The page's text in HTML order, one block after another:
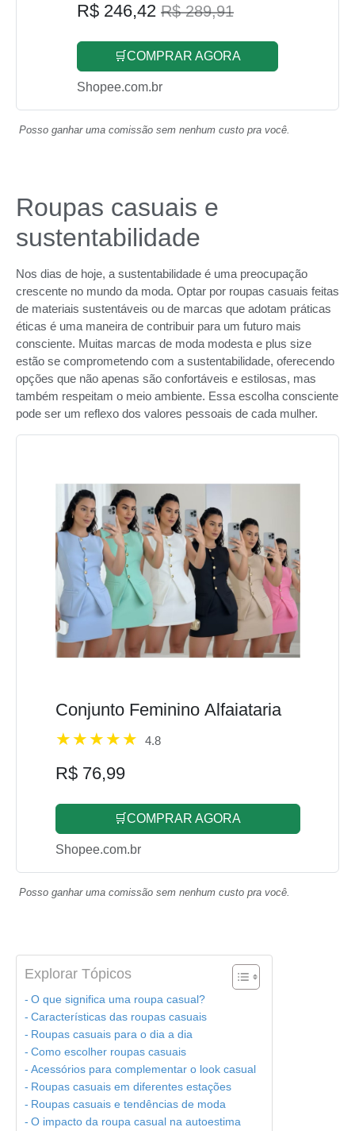
R$ 246,42 R$ 289,91
🛒COMPRAR AGORA
Shopee.com.br
Posso ganhar uma comissão sem nenhum custo pra você.
Roupas casuais e
sustentabilidade
Nos dias de hoje, a sustentabilidade é uma preocupação
crescente no mundo da moda. Optar por roupas casuais feitas
de materiais sustentáveis ou de marcas que adotam práticas
éticas é uma maneira de contribuir para um futuro mais
consciente. Muitas marcas de moda modesta e plus size
estão se comprometendo com a sustentabilidade, oferecendo
opções que não apenas são confortáveis e estilosas, mas
também respeitam o meio ambiente. Essa escolha consciente
pode ser um reflexo dos valores pessoais de cada mulher.
Conjunto Feminino Alfaiataria
4.8
R$ 76,99
🛒COMPRAR AGORA
Shopee.com.br
Posso ganhar uma comissão sem nenhum custo pra você.
Explorar Tópicos
O que significa uma roupa casual?
Características das roupas casuais
Roupas casuais para o dia a dia
Como escolher roupas casuais
Acessórios para complementar o look casual
Roupas casuais em diferentes estações
Roupas casuais e tendências de moda
O impacto da roupa casual na autoestima